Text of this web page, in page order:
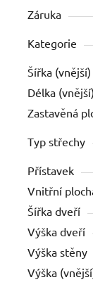
Záruka
Kategorie
Šířka (vnější)
Délka (vnější)
Zastavěná
Typ střechy
Přístavek
Vnitřní
Šířka dveří
Výška dveří
Výška stěny
Výška